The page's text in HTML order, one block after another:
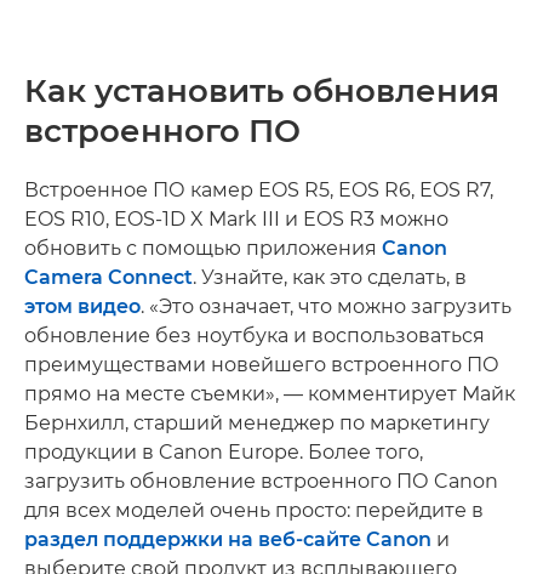
Как установить обновления
встроенного ПО
Встроенное ПО камер EOS R5, EOS R6, EOS R7,
EOS R10, EOS-1D X Mark III и EOS R3 можно
обновить с помощью приложения Canon
Camera Connect. Узнайте, как это сделать, в
этом видео. «Это означает, что можно загрузить
обновление без ноутбука и воспользоваться
преимуществами новейшего встроенного ПО
прямо на месте съемки», — комментирует Майк
Бернхилл, старший менеджер по маркетингу
продукции в Canon Europe. Более того,
загрузить обновление встроенного ПО Canon
для всех моделей очень просто: перейдите в
раздел поддержки на веб-сайте Canon и
выберите свой продукт из всплывающего